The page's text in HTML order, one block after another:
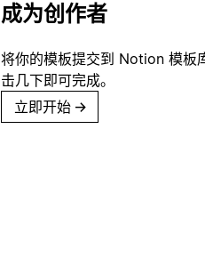
成为创作者
将你的模板提交到 Notion 模
击几下即可完成。
立即开始 →